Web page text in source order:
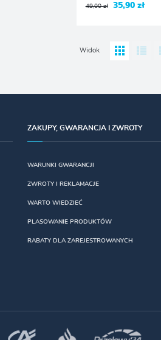
49,00 zł 35,90 zł
Widok
ZAKUPY, GWARANCJA I ZWROTY
WARUNKI GWARANCJI
ZWROTY I REKLAMACJE
WARTO WIEDZIEĆ
PLASOWANIE PRODUKTÓW
RABATY DLA ZAREJESTROWANYCH